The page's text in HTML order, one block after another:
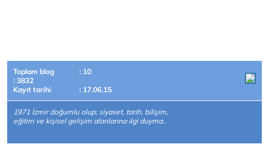
Toplam blog
: 10
: 3832
Kayıt tarihi
: 17.06.15
1971 İzmir doğumlu olup; siyaset, tarih, bilişim,
eğitim ve kişisel gelişim alanlarına ilgi duyma..